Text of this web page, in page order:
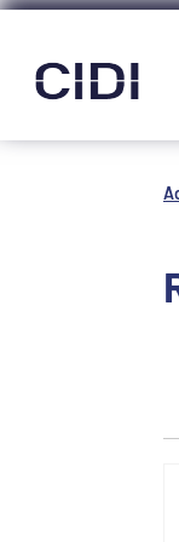
Panneau de gestion